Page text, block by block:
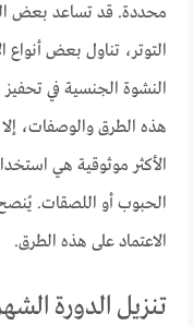
محددة. قد تساعد بعض
التوتر، تناول بعض
النشوة الجنسية في
هذه الطرق والوصفات،
الأكثر موثوقية هي
الحبوب أو اللصقات.
الاعتماد على هذه الطرق.
تنزيل الدورة